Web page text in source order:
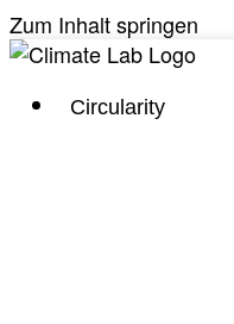
Zum Inhalt springen
Circularity